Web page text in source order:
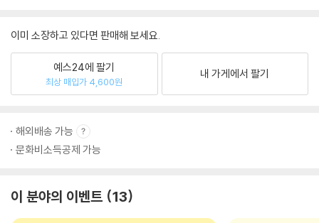
이미 소장하고 있다면 판매해 보세요.
예스24에 팔기
최상 매입가 4,600원
내 가게에서 팔기
해외배송 가능
문화비소득공제 가능
이 분야의 이벤트 13